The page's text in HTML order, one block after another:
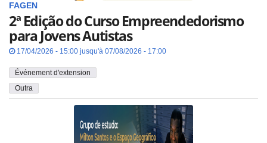
FAGEN
2ª Edição do Curso Empreendedorismo
para Jovens Autistas
17/04/2026 - 15:00 jusqu'à 07/08/2026 - 17:00
Événement d'extension
Outra